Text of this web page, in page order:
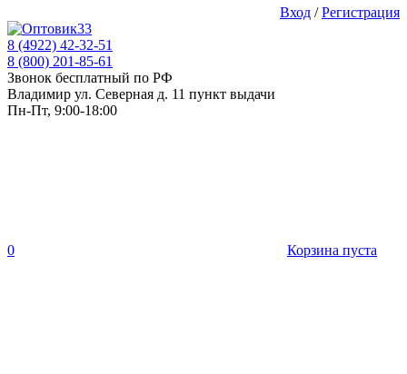
Вход /Регистрация
8 (4922) 42-32-51
8 (800) 201-85-61
Звонок бесплатный по РФ
Владимир ул. Северная д. 11 пункт выдачи
Пн-Пт, 9:00-18:00
0 Корзина пуста